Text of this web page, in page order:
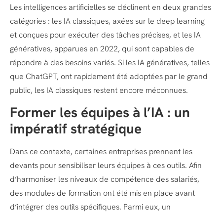
Les intelligences artificielles se déclinent en deux grandes
catégories : les IA classiques, axées sur le deep learning
et conçues pour exécuter des tâches précises, et les IA
génératives, apparues en 2022, qui sont capables de
répondre à des besoins variés. Si les IA génératives, telles
que ChatGPT, ont rapidement été adoptées par le grand
public, les IA classiques restent encore méconnues.
Former les équipes à l’IA : un
impératif stratégique
Dans ce contexte, certaines entreprises prennent les
devants pour sensibiliser leurs équipes à ces outils. Afin
d’harmoniser les niveaux de compétence des salariés,
des modules de formation ont été mis en place avant
d’intégrer des outils spécifiques. Parmi eux, un